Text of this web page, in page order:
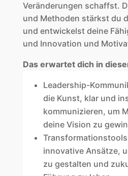
Veränderungen schaffst.
und Methoden stärkst du
und entwickelst deine
und Innovation und
Das erwartet dich in
Leadership-
die Kunst, klar und
kommunizieren, um
deine Vision zu
innovative Ansätze,
zu gestalten und